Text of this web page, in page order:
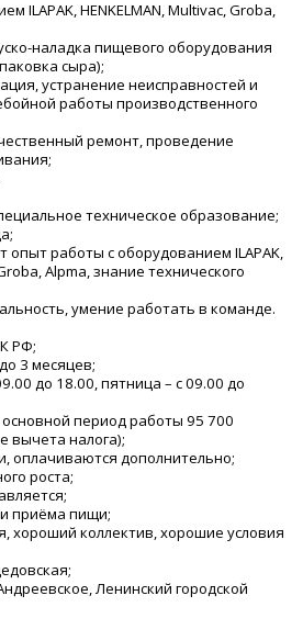
ILAPAK, HENKELMAN, Multivac, Groba,
наладка пищевого оборудования
сыра);
устранение неисправностей и
работы производственного
ремонт, проведение
техническое образование;
работы с оборудованием ILAPAK,
Alpma, знание технического
умение работать в команде.
РФ;
3 месяцев;
до 18.00, пятница – с 09.00 до
период работы 95 700
вычета налога);
оплачиваются дополнительно;
роста;
приёма пищи;
хороший коллектив, хорошие условия
Ленинский городской